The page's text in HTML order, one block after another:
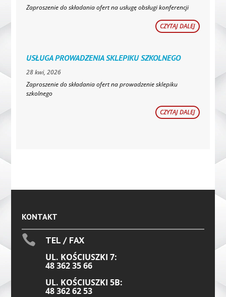
Zaproszenie do składania ofert na usługę obsługi konferencji
CZYTAJ DALEJ
USŁUGA PROWADZENIA SKLEPIKU SZKOLNEGO
28 kwi, 2026
Zaproszenie do składania ofert na prowadzenie sklepiku
szkolnego
CZYTAJ DALEJ
KONTAKT
 TEL / FAX
UL. KOŚCIUSZKI 7:
48 362 35 66
UL. KOŚCIUSZKI 5B:
48 362 62 53